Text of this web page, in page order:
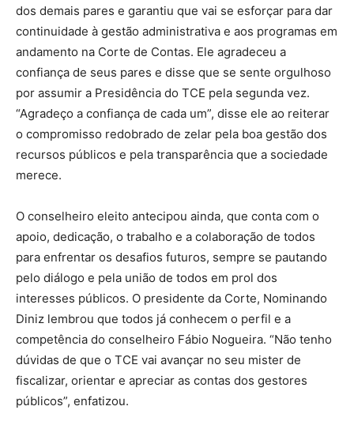
dos demais pares e garantiu que vai se esforçar para dar
continuidade à gestão administrativa e aos programas em
andamento na Corte de Contas. Ele agradeceu a
confiança de seus pares e disse que se sente orgulhoso
por assumir a Presidência do TCE pela segunda vez.
“Agradeço a confiança de cada um”, disse ele ao reiterar
o compromisso redobrado de zelar pela boa gestão dos
recursos públicos e pela transparência que a sociedade
merece.
O conselheiro eleito antecipou ainda, que conta com o
apoio, dedicação, o trabalho e a colaboração de todos
para enfrentar os desafios futuros, sempre se pautando
pelo diálogo e pela união de todos em prol dos
interesses públicos. O presidente da Corte, Nominando
Diniz lembrou que todos já conhecem o perfil e a
competência do conselheiro Fábio Nogueira. “Não tenho
dúvidas de que o TCE vai avançar no seu mister de
fiscalizar, orientar e apreciar as contas dos gestores
públicos”, enfatizou.